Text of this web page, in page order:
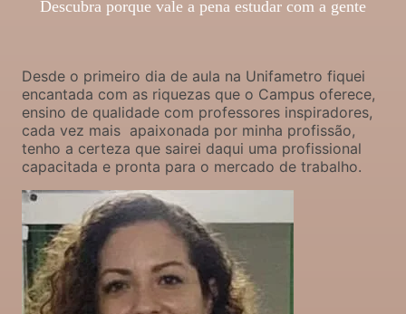
Descubra porque vale a pena estudar com a gente
Desde o primeiro dia de aula na Unifametro fiquei
encantada com as riquezas que o Campus oferece,
ensino de qualidade com professores inspiradores,
cada vez mais apaixonada por minha profissão,
tenho a certeza que sairei daqui uma profissional
capacitada e pronta para o mercado de trabalho.